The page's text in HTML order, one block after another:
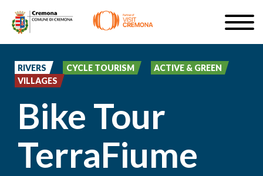
Skip
main
content
SIGN UP
EN
#turismocremona
RIVERS CYCLE TOURISM
ACTIVE & GREEN
VILLAGES
Bike Tour
TerraFiume